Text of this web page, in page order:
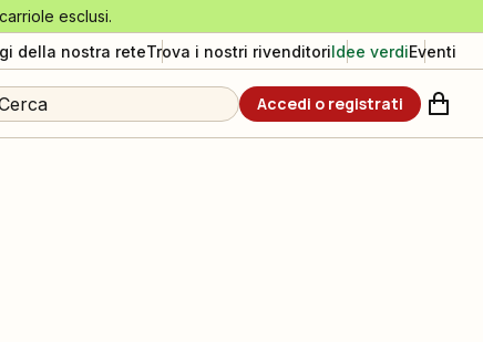
esclusi.
della nostra reteTrova i nostri rivenditoriIdee verdiEventi
Accedi o registrati